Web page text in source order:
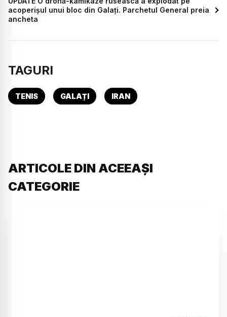
acoperișul unui bloc din Galați. Parchetul General preia
ancheta
TAGURI
TENIS GALAȚI IRAN
ARTICOLE DIN ACEEAȘI
CATEGORIE